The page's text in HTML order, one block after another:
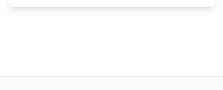
Uitverkocht